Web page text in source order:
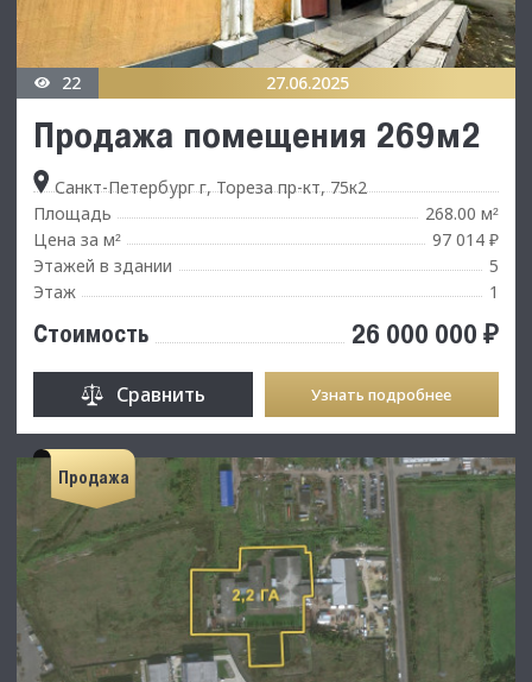
22 27.06.2025
Продажа помещения 269м2
Санкт-Петербург г, Тореза пр-кт, 75к2
Площадь
268.00 м²
Цена за м²
97 014 ₽
Этажей в здании
5
Этаж
1
Стоимость 26 000 000 ₽
Сравнить Узнать подробнее
Продажа